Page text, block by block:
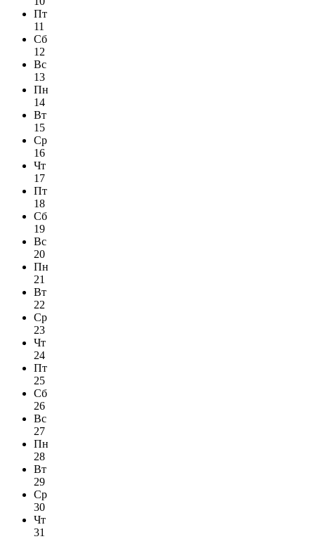
Пт
11
Сб
12
Вс
13
Пн
14
Вт
15
Ср
16
Чт
17
Пт
18
Сб
19
Вс
20
Пн
21
Вт
22
Ср
23
Чт
24
Пт
25
Сб
26
Вс
27
Пн
28
Вт
29
Ср
30
Чт
31